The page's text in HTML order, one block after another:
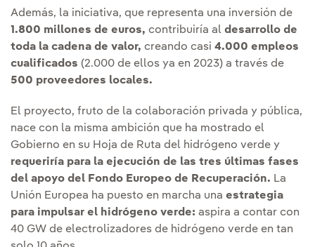
Además, la iniciativa, que representa una inversión de
1.800 millones de euros, contribuiría al desarrollo de
toda la cadena de valor, creando casi 4.000 empleos
cualificados (2.000 de ellos ya en 2023) a través de
500 proveedores locales.
El proyecto, fruto de la colaboración privada y pública,
nace con la misma ambición que ha mostrado el
Gobierno en su Hoja de Ruta del hidrógeno verde y
requeriría para la ejecución de las tres últimas fases
del apoyo del Fondo Europeo de Recuperación. La
Unión Europea ha puesto en marcha una estrategia
para impulsar el hidrógeno verde: aspira a contar con
40 GW de electrolizadores de hidrógeno verde en tan